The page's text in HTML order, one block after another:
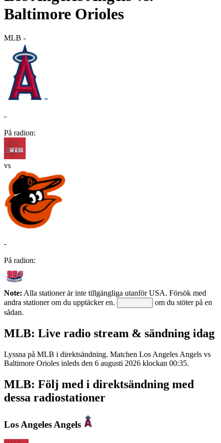
Baltimore Orioles
MLB -
-
På radion:
vs
-
På radion:
Note: Alla stationer är inte tillgängliga utanför USA. Försök med
andra stationer om du upptäcker en.
om du stöter på en
sådan.
MLB: Live radio stream & sändning idag
Lyssna på MLB i direktsändning. Matchen Los Angeles Angels vs
Baltimore Orioles inleds den 6 augusti 2026 klockan 00:35.
MLB: Följ med i direktsändning med
dessa radiostationer
Los Angeles Angels